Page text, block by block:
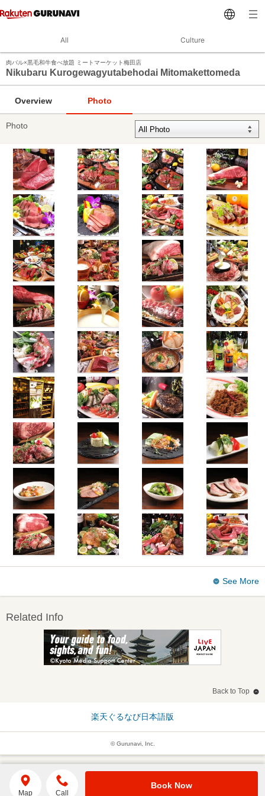
All Culture
肉バル×黒毛和牛食べ放題 ミートマーケット梅田店
Nikubaru Kurogewagyutabehodai Mitomakettomeda
Overview Photo
Photo
See More
Related Info
Back to Top
楽天ぐるなび日本語版
© Gurunavi, Inc.
Map Call
Book Now